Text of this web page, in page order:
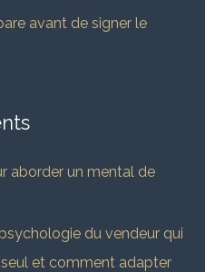
avant de signer le
aborder un mental de
du vendeur qui
et comment adapter